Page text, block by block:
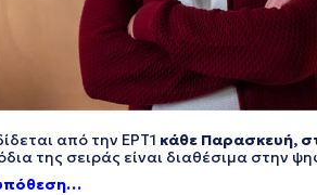
από την ΕΡΤ1 κάθε Παρασκευή,
της σειράς είναι διαθέσιμα στην
υπόθεση…